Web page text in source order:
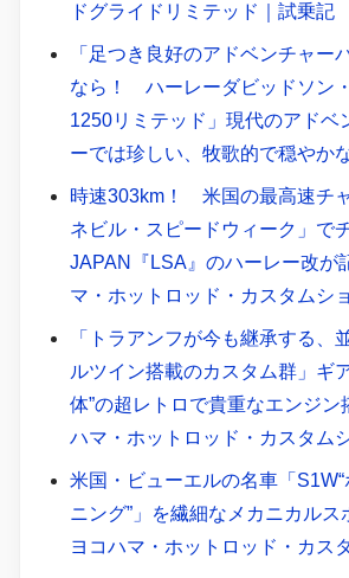
ドグライドリミテッド｜試乗記
「足つき良好のアドベンチャー
なら！ ハーレーダビッドソン
1250リミテッド」現代のアドベ
ーでは珍しい、牧歌的で穏やか
時速303km！ 米国の最高速チ
ネビル・スピードウィーク」で
JAPAN『LSA』のハーレー改が
マ・ホットロッド・カスタムシ
「トラアンフが今も継承する、
ルツイン搭載のカスタム群」ギ
体”の超レトロで貴重なエンジン
ハマ・ホットロッド・カスタム
米国・ビューエルの名車「S1W“
ニング”」を繊細なメカニカルス
ヨコハマ・ホットロッド・カス